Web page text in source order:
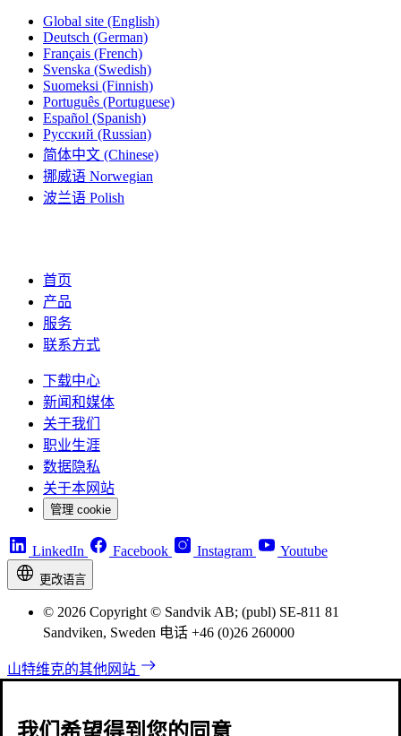
Global site (English)
Deutsch (German)
Français (French)
Svenska (Swedish)
Suomeksi (Finnish)
Português (Portuguese)
Español (Spanish)
Русский (Russian)
简体中文 (Chinese)
挪威语 Norwegian
波兰语 Polish
首页
产品
服务
联系方式
下载中心
新闻和媒体
关于我们
职业生涯
数据隐私
关于本网站
管理 cookie
LinkedIn Facebook Instagram Youtube
更改语言
© 2026 Copyright © Sandvik AB; (publ) SE-811 81
Sandviken, Sweden 电话 +46 (0)26 260000
山特维克的其他网站
我们希望得到您的同意